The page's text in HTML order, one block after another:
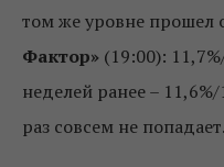
том же уровне прошел
Фактор» (19:00):
неделей ранее –
раз совсем не попадает.